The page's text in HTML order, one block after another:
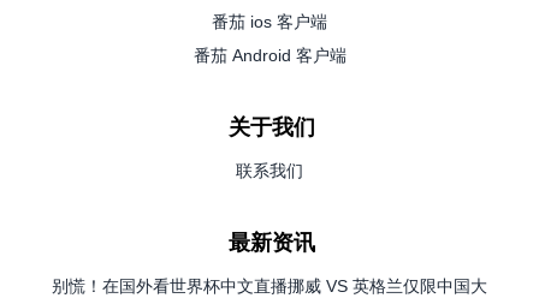
番茄 ios 客户端
番茄 Android 客户端
关于我们
联系我们
最新资讯
别慌！在国外看世界杯中文直播挪威 VS 英格兰仅限中国大